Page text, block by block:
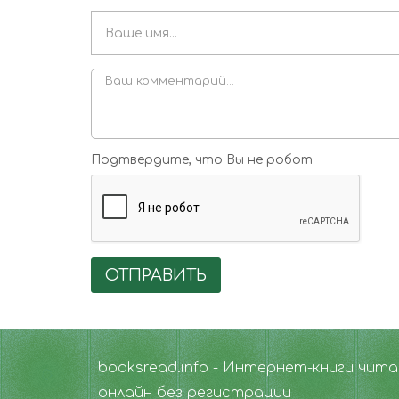
Подтвердите, что Вы не робот
ОТПРАВИТЬ
booksread.info - Интернет-книги
онлайн без регистрации